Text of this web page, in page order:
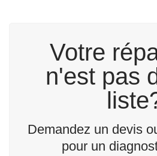
Votre
n'est pas
Demandez un devis
pour un